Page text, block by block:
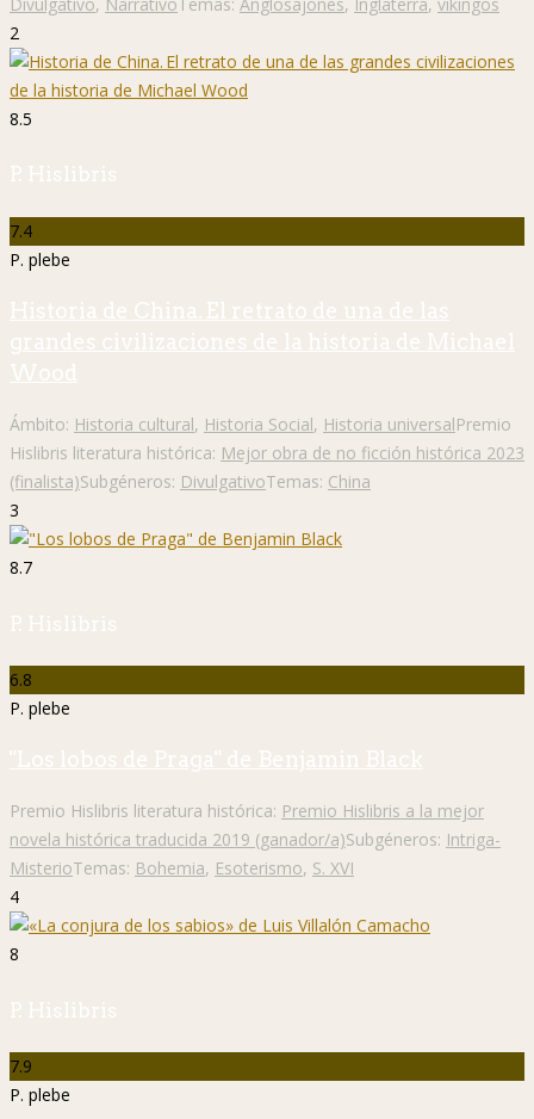
2
8.5
P. Hislibris
7.4
P. plebe
Historia de China. El retrato de una de las
grandes civilizaciones de la historia de Michael
Wood
Ámbito: Historia cultural, Historia Social, Historia universalPremio
Hislibris literatura histórica: Mejor obra de no ficción histórica 2023
(finalista)Subgéneros: DivulgativoTemas: China
3
8.7
P. Hislibris
6.8
P. plebe
"Los lobos de Praga" de Benjamin Black
Premio Hislibris literatura histórica: Premio Hislibris a la mejor
novela histórica traducida 2019 (ganador/a)Subgéneros: Intriga-
MisterioTemas: Bohemia, Esoterismo, S. XVI
4
8
P. Hislibris
7.9
P. plebe